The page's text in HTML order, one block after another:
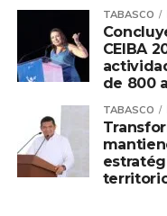
Unidad Móvil de
poblados, rancherías,
ribereñas a través de
Acuáticas, las
coordinación con
La mastografía es el
de equipo
TABASCO
CEIBA
de 800
TABASCO